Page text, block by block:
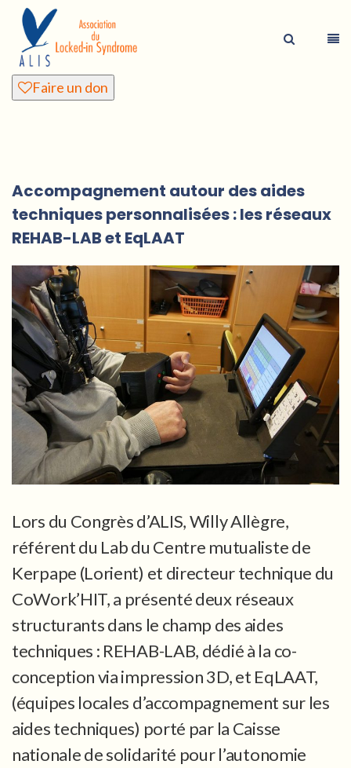
Faire un don
Accompagnement autour des aides
techniques personnalisées : les réseaux
REHAB-LAB et EqLAAT
Lors du Congrès d’ALIS, Willy Allègre,
référent du Lab du Centre mutualiste de
Kerpape (Lorient) et directeur technique du
CoWork’HIT, a présenté deux réseaux
structurants dans le champ des aides
techniques : REHAB-LAB, dédié à la co-
conception via impression 3D, et EqLAAT,
(équipes locales d’accompagnement sur les
aides techniques) porté par la Caisse
nationale de solidarité pour l’autonomie